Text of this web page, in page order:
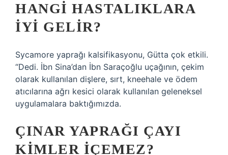
HANGI HASTALIKLARA
IYI GELIR?
Sycamore yaprağı kalsifikasyonu, Gütta çok etkili.
“Dedi. İbn Sina’dan İbn Saraçoğlu uçağının, çekim
olarak kullanılan dişlere, sırt, kneehale ve ödem
atıcılarına ağrı kesici olarak kullanılan geleneksel
uygulamalara baktığımızda.
ÇINAR YAPRAĞI ÇAYI
KIMLER IÇEMEZ?